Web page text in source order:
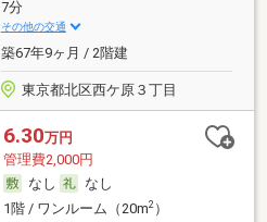
7分
その他の交通
築67年9ヶ月 / 2階建
東京都北区西ケ原３丁目
6.30万円
管理費2,000円
なし
なし
1階 / ワンルーム（20m2）